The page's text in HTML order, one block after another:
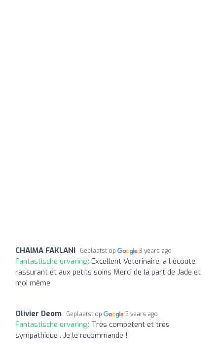
CHAIMA FAKLANI Geplaatst op 3 years ago
Fantastische ervaring: Excellent Veterinaire, a l écoute,
rassurant et aux petits soins Merci de la part de Jade et
moi même
Olivier Deom Geplaatst op 3 years ago
Fantastische ervaring: Très compétent et très
sympathique . Je le recommande !